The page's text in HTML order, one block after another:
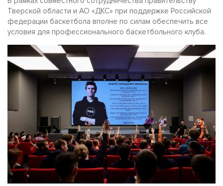
Тверской области и АО «ДКС» при поддержке Российской
федерации баскетбола вполне по силам обеспечить все
условия для профессионального баскетбольного клуба.